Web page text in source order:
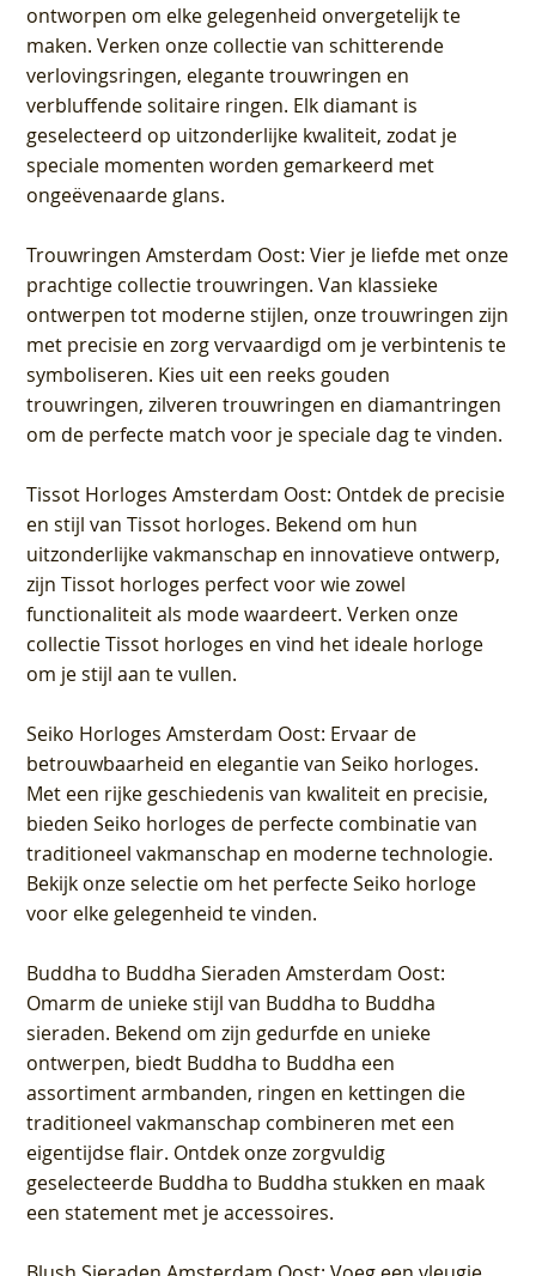
ontworpen om elke gelegenheid onvergetelijk te
maken. Verken onze collectie van schitterende
verlovingsringen, elegante trouwringen en
verbluffende solitaire ringen. Elk diamant is
geselecteerd op uitzonderlijke kwaliteit, zodat je
speciale momenten worden gemarkeerd met
ongeëvenaarde glans.
Trouwringen Amsterdam Oost: Vier je liefde met onze
prachtige collectie trouwringen. Van klassieke
ontwerpen tot moderne stijlen, onze trouwringen zijn
met precisie en zorg vervaardigd om je verbintenis te
symboliseren. Kies uit een reeks gouden
trouwringen, zilveren trouwringen en diamantringen
om de perfecte match voor je speciale dag te vinden.
Tissot Horloges Amsterdam Oost: Ontdek de precisie
en stijl van Tissot horloges. Bekend om hun
uitzonderlijke vakmanschap en innovatieve ontwerp,
zijn Tissot horloges perfect voor wie zowel
functionaliteit als mode waardeert. Verken onze
collectie Tissot horloges en vind het ideale horloge
om je stijl aan te vullen.
Seiko Horloges Amsterdam Oost: Ervaar de
betrouwbaarheid en elegantie van Seiko horloges.
Met een rijke geschiedenis van kwaliteit en precisie,
bieden Seiko horloges de perfecte combinatie van
traditioneel vakmanschap en moderne technologie.
Bekijk onze selectie om het perfecte Seiko horloge
voor elke gelegenheid te vinden.
Buddha to Buddha Sieraden Amsterdam Oost:
Omarm de unieke stijl van Buddha to Buddha
sieraden. Bekend om zijn gedurfde en unieke
ontwerpen, biedt Buddha to Buddha een
assortiment armbanden, ringen en kettingen die
traditioneel vakmanschap combineren met een
eigentijdse flair. Ontdek onze zorgvuldig
geselecteerde Buddha to Buddha stukken en maak
een statement met je accessoires.